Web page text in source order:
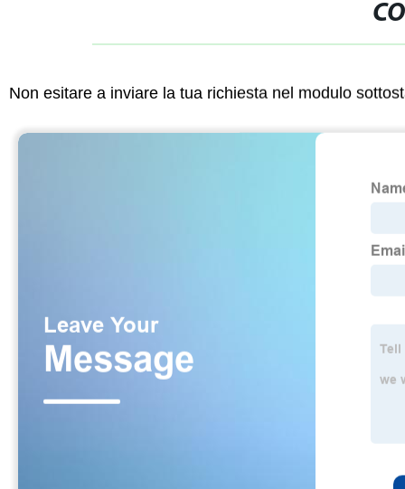
Non esitare a inviare la tua richiesta nel modulo